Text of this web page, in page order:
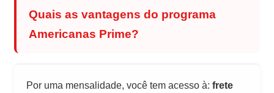
Quais as vantagens do programa
Americanas Prime?
Por uma mensalidade, você tem acesso à: frete